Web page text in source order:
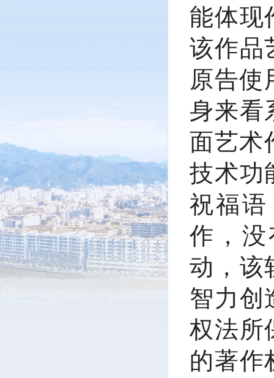
能体现
该作品
原告使
身来看
面艺术
技术功
祝福
作，
动，该
智力创
权法所
的著作